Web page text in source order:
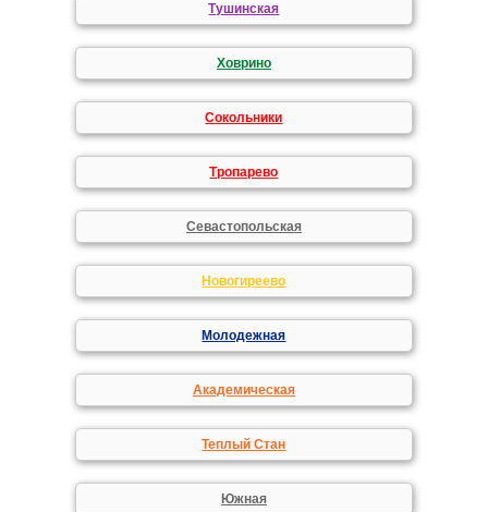
Тушинская
Ховрино
Сокольники
Тропарево
Севастопольская
Новогиреево
Молодежная
Академическая
Теплый Стан
Южная